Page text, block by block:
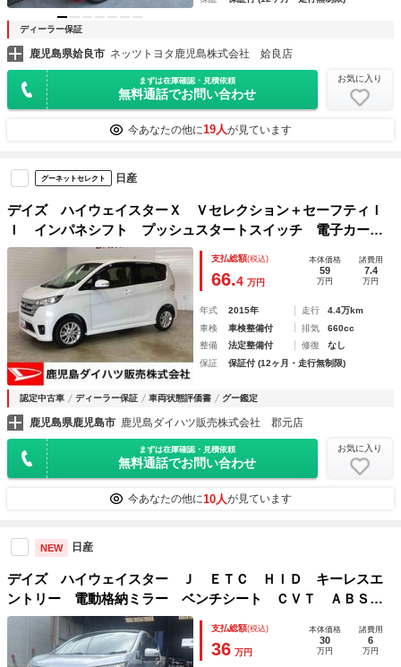
ディーラー保証
鹿児島県姶良市 ネッツトヨタ鹿児島株式会社 姶良店
まずは在庫確認・見積依頼
無料通話でお問い合わせ
お気に入り
今あなたの他に19人が見ています
グーネットセレクト 日産
デイズ ハイウェイスターＸ Ｖセレクション＋セーフティＩ
Ｉ インパネシフト プッシュスタートスイッチ 電子カード
キー カーナビ バックモニター（バックミラー内蔵） アル
ミホイール ＡＢＳ
支払総額(税込)
66.4 万円
本体価格
59
万円
諸費用
7.4
万円
年式 2015年 走行
4.4万km
車検
車検整備付 排気
660cc
整備
法定整備付 修復
なし
保証
保証付 (12ヶ月・走行無制限)
認定中古車 ディーラー保証 車両状態評価書 グー鑑定
鹿児島県鹿児島市 鹿児島ダイハツ販売株式会社 郡元店
まずは在庫確認・見積依頼
無料通話でお問い合わせ
お気に入り
今あなたの他に10人が見ています
NEW 日産
デイズ ハイウェイスター Ｊ ＥＴＣ ＨＩＤ キーレスエ
ントリー 電動格納ミラー ベンチシート ＣＶＴ ＡＢＳ
ＣＤ ミュージックプレイヤー接続可 アルミホイール 衝突
安全ボディ エアコン パワーステアリング パワーウィンド
ウ
支払総額(税込)
36 万円
本体価格
30
万円
諸費用
6
万円